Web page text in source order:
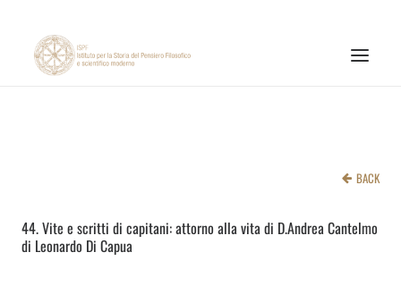
NEWS AND EVENTS
BACK
44. Vite e scritti di capitani: attorno alla vita di D.Andrea Cantelmo
di Leonardo Di Capua